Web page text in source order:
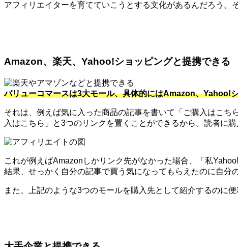
アフィリエイターを育てていこうとする文化があるんだろう。
Amazon、楽天、Yahoo!ショッピングと提携できる
バリューコマースは3大モール、具体的にはAmazon、Yahoo!
それは、例えば気に入った商品の記事を書いて「ご購入はこ
入はこちら」と3つのリンクを置くことができるから。読者に
これが例えばAmazonしかリンク先がなかった場合、「私
結果、せっかく自分の記事で買う気になってもらえたのに自分
また、上記のような3つのモールを購入先として紹介するのに